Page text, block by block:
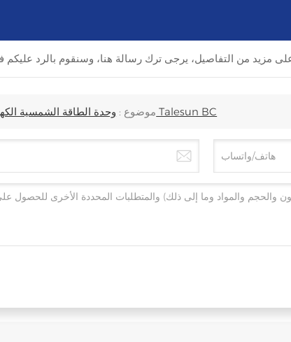
موضوع : وحدة الطاقة الشمسية الكهروضوئية من سلسلة Talesun BC